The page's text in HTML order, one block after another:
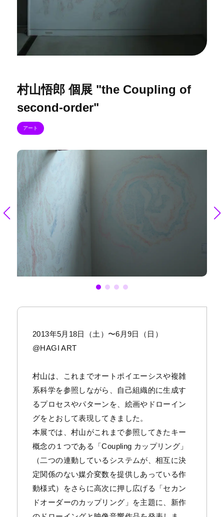
村山悟郎 個展 "the Coupling of
second-order"
アート
2013年5月18日（土）〜6月9日（日）
@HAGI ART
村山は、これまでオートポイエーシスや複雑
系科学を参照しながら、自己組織的に生成す
るプロセスやパターンを、絵画やドローイン
グをとおして表現してきました。
本展では、村山がこれまで参照してきたキー
概念の１つである「Coupling カップリング」
（二つの連動しているシステムが、相互に決
定関係のない媒介変数を提供しあっている作
動様式）をさらに高次に押し広げる「セカン
ドオーダーのカップリング」を主題に、新作